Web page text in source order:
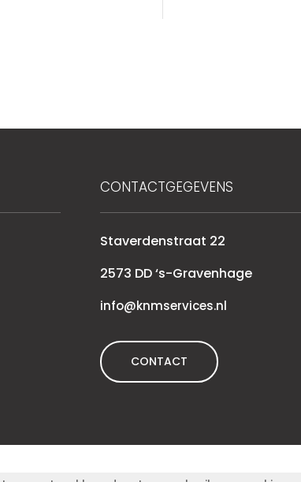
CONTACTGEGEVENS
Staverdenstraat 22
2573 DD ‘s-Gravenhage
info@knmservices.nl
CONTACT